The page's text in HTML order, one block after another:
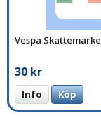
Vespa Skattemärke
30 kr
Info Köp